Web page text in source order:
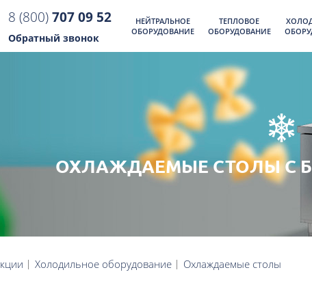
8 (800)707 09 52
Обратный звонок
НЕЙТРАЛЬНОЕ
ОБОРУДОВАНИЕ
ТЕПЛОВОЕ
ОБОРУДОВАНИЕ
ОХЛАЖДАЕМЫЕ СТОЛЫ С
Холодильное оборудование Охлаждаемые столы